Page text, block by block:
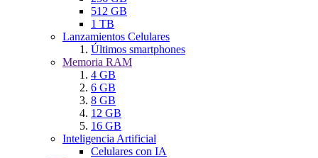
512 GB
1 TB
Lanzamientos Celulares
Últimos smartphones
Memoria RAM
4 GB
6 GB
8 GB
12 GB
16 GB
Inteligencia Artificial
Celulares con IA